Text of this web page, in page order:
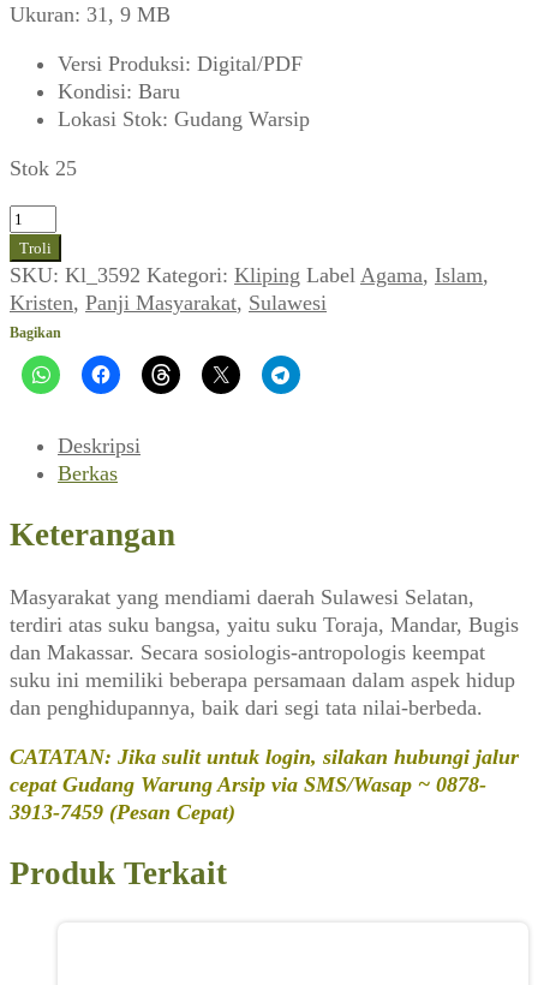
Ukuran: 31, 9 MB
Versi Produksi: Digital/PDF
Kondisi: Baru
Lokasi Stok: Gudang Warsip
Stok 25
Kuantitas
Samiang
Katu
~
Proses
Islamisasi
dan
Sulawesi
(Panji
Masyarakat,
Troli
SKU: Kl_3592 Kategori: Kliping Label Agama, Islam,
Kristen, Panji Masyarakat, Sulawesi
Bagikan
Deskripsi
Berkas
Keterangan
Masyarakat yang mendiami daerah Sulawesi Selatan,
terdiri atas suku bangsa, yaitu suku Toraja, Mandar, Bugis
dan Makassar. Secara sosiologis-antropologis keempat
suku ini memiliki beberapa persamaan dalam aspek hidup
dan penghidupannya, baik dari segi tata nilai-berbeda.
CATATAN: Jika sulit untuk login, silakan hubungi jalur
cepat Gudang Warung Arsip via SMS/Wasap ~ 0878-
3913-7459 (Pesan Cepat)
Produk Terkait